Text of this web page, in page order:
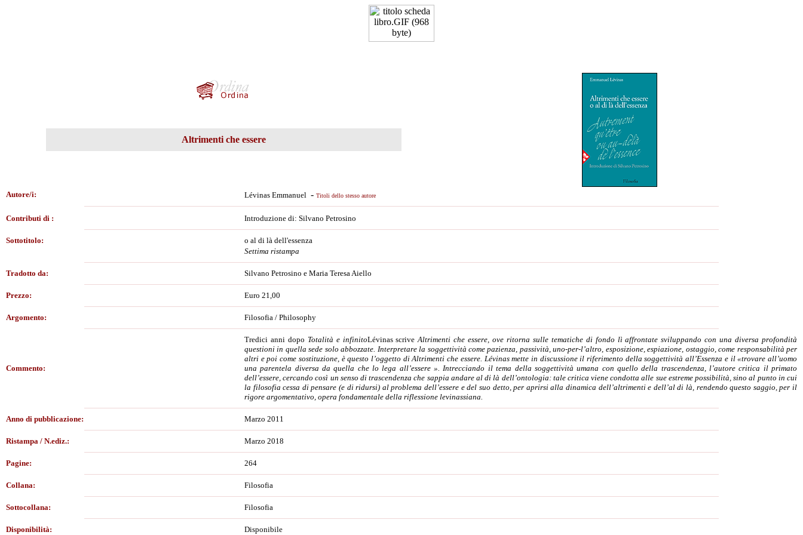
Altrimenti che essere
Autore/i: Lévinas Emmanuel - Titoli dello stesso autore
Contributi di : Introduzione di: Silvano Petrosino
Sottotitolo:
o al di là dell'essenza
Settima ristampa
Tradotto da: Silvano Petrosino e Maria Teresa Aiello
Prezzo: Euro 21,00
Argomento: Filosofia / Philosophy
Commento:
Tredici anni dopo Totalità e infinitoLévinas scriveAltrimenti che essere, ove ritorna sulle tematiche di fondo lì affrontate sviluppando con una diversa profondità
questioni in quella sede solo abbozzate. Interpretare la soggettività come pazienza, passività, uno-per-l’altro, esposizione, espiazione, ostaggio, come responsabilità per
altri e poi come sostituzione, è questo l’oggetto diAltrimenti che essere. Lévinas mette in discussione il riferimento della soggettività all’Essenza e il «trovare all’uomo
una parentela diversa da quella che lo lega all’essere ». Intrecciando il tema della soggettività umana con quello della trascendenza, l’autore critica il primato
dell’essere, cercando così un senso di trascendenza che sappia andare al di là dell’ontologia: tale critica viene condotta alle sue estreme possibilità, sino al punto in cui
la filosofia cessa di pensare (e di ridursi) al problema dell’essere e del suo detto, per aprirsi alla dinamica dell’altrimenti e dell’al di là, rendendo questo saggio, per il
rigore argomentativo, opera fondamentale della riflessione levinassiana.
Anno di pubblicazione: Marzo 2011
Ristampa / N.ediz.: Marzo 2018
Pagine: 264
Collana: Filosofia
Sottocollana: Filosofia
Disponibilità: Disponibile